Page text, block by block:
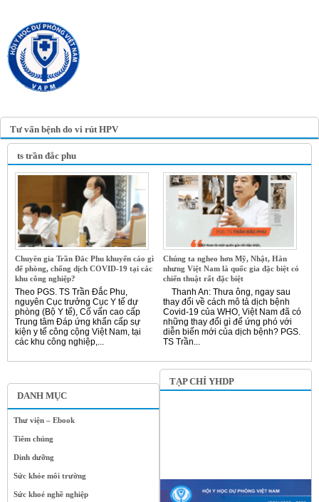
Tư vấn bệnh do vi rút HPV
DANH MỤC
Thư viện – Ebook
Tiêm chủng
Dinh dưỡng
Sức khỏe môi trường
Sức khoẻ nghề nghiệp
ts trần đắc phu
Chuyên gia Trần Đắc Phu khuyến cáo gì
để phòng, chống dịch COVID-19 tại các
khu công nghiệp?
Theo PGS. TS Trần Đắc Phu,
nguyên Cục trưởng Cục Y tế dự
phòng (Bộ Y tế), Cố vấn cao cấp
Trung tâm Đáp ứng khẩn cấp sự
kiện y tế công cộng Việt Nam, tại
các khu công nghiệp,...
Chúng ta ngheo hơn Mỹ, Nhật, Hàn
nhưng Việt Nam là quốc gia đặc biệt có
chiến thuật rất đặc biệt
Thanh An: Thưa ông, ngay sau
thay đổi về cách mô tả dịch bệnh
Covid-19 của WHO, Việt Nam đã có
những thay đổi gì để ứng phó với
diễn biến mới của dịch bệnh? PGS.
TS Trần...
TẠP CHÍ YHDP